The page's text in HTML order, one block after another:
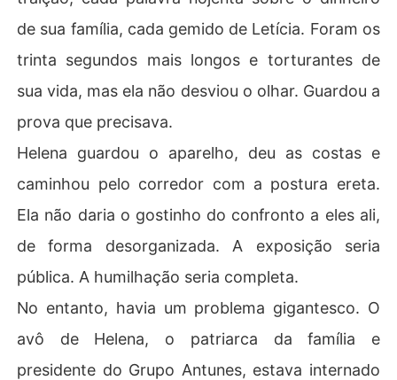
de sua família, cada gemido de Letícia. Foram os
trinta segundos mais longos e torturantes de
sua vida, mas ela não desviou o olhar. Guardou a
prova que precisava.
​Helena guardou o aparelho, deu as costas e
caminhou pelo corredor com a postura ereta.
Ela não daria o gostinho do confronto a eles ali,
de forma desorganizada. A exposição seria
pública. A humilhação seria completa.
​No entanto, havia um problema gigantesco. O
avô de Helena, o patriarca da família e
presidente do Grupo Antunes, estava internado